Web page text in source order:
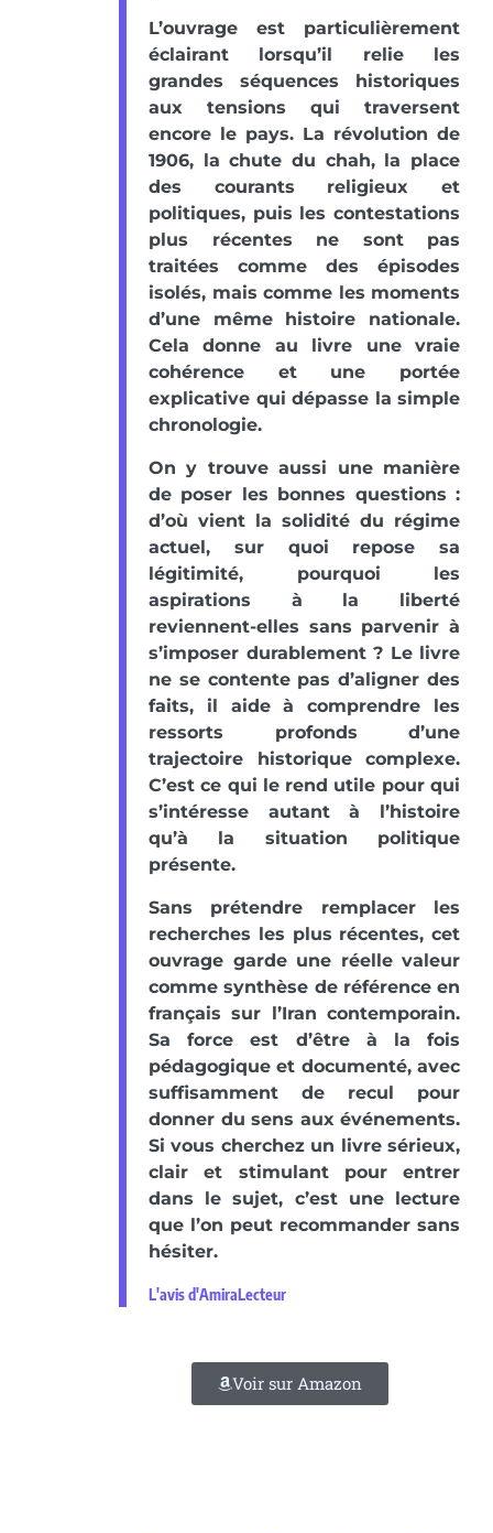
L’ouvrage est particulièrement
éclairant lorsqu’il relie les
grandes séquences historiques
aux tensions qui traversent
encore le pays. La révolution de
1906, la chute du chah, la place
des courants religieux et
politiques, puis les contestations
plus récentes ne sont pas
traitées comme des épisodes
isolés, mais comme les moments
d’une même histoire nationale.
Cela donne au livre une vraie
cohérence et une portée
explicative qui dépasse la simple
chronologie.
On y trouve aussi une manière
de poser les bonnes questions :
d’où vient la solidité du régime
actuel, sur quoi repose sa
légitimité, pourquoi les
aspirations à la liberté
reviennent-elles sans parvenir à
s’imposer durablement ? Le livre
ne se contente pas d’aligner des
faits, il aide à comprendre les
ressorts profonds d’une
trajectoire historique complexe.
C’est ce qui le rend utile pour qui
s’intéresse autant à l’histoire
qu’à la situation politique
présente.
Sans prétendre remplacer les
recherches les plus récentes, cet
ouvrage garde une réelle valeur
comme synthèse de référence en
français sur l’Iran contemporain.
Sa force est d’être à la fois
pédagogique et documenté, avec
suffisamment de recul pour
donner du sens aux événements.
Si vous cherchez un livre sérieux,
clair et stimulant pour entrer
dans le sujet, c’est une lecture
que l’on peut recommander sans
hésiter.
L'avis d'AmiraLecteur
Voir sur Amazon